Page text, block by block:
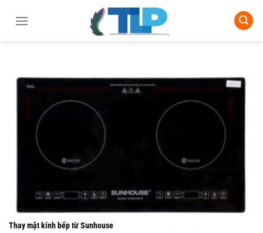
Thay mặt kính bếp từ Sunhouse